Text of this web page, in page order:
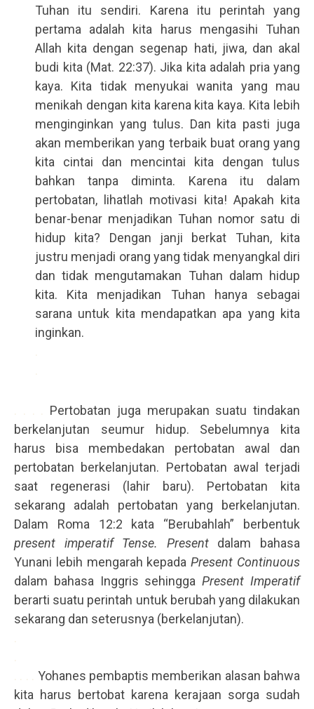
Tuhan itu sendiri. Karena itu perintah yang
pertama adalah kita harus mengasihi Tuhan
Allah kita dengan segenap hati, jiwa, dan akal
budi kita (Mat. 22:37). Jika kita adalah pria yang
kaya. Kita tidak menyukai wanita yang mau
menikah dengan kita karena kita kaya. Kita lebih
menginginkan yang tulus. Dan kita pasti juga
akan memberikan yang terbaik buat orang yang
kita cintai dan mencintai kita dengan tulus
bahkan tanpa diminta. Karena itu dalam
pertobatan, lihatlah motivasi kita! Apakah kita
benar-benar menjadikan Tuhan nomor satu di
hidup kita? Dengan janji berkat Tuhan, kita
justru menjadi orang yang tidak menyangkal diri
dan tidak mengutamakan Tuhan dalam hidup
kita. Kita menjadikan Tuhan hanya sebagai
sarana untuk kita mendapatkan apa yang kita
inginkan.
.
.
. . . . Pertobatan juga merupakan suatu tindakan
berkelanjutan seumur hidup. Sebelumnya kita
harus bisa membedakan pertobatan awal dan
pertobatan berkelanjutan. Pertobatan awal terjadi
saat regenerasi (lahir baru). Pertobatan kita
sekarang adalah pertobatan yang berkelanjutan.
Dalam Roma 12:2 kata “Berubahlah” berbentuk
present imperatif Tense. Present dalam bahasa
Yunani lebih mengarah kepadaPresent Continuous
dalam bahasa Inggris sehinggaPresent Imperatif
berarti suatu perintah untuk berubah yang dilakukan
sekarang dan seterusnya (berkelanjutan).
.
.
. . . . Yohanes pembaptis memberikan alasan bahwa
kita harus bertobat karena kerajaan sorga sudah